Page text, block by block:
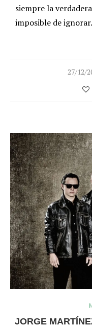
siempre la
imposible de ignorar.
27/12/
JORGE